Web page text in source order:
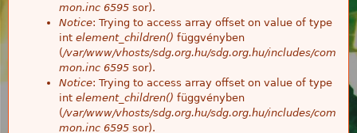
mon.inc 6595 sor).
Notice: Trying to access array offset on value of type
int element_children() függvényben
(/var/www/vhosts/sdg.org.hu/sdg.org.hu/includes/com
mon.inc 6595 sor).
Notice: Trying to access array offset on value of type
int element_children() függvényben
(/var/www/vhosts/sdg.org.hu/sdg.org.hu/includes/com
mon.inc 6595 sor).